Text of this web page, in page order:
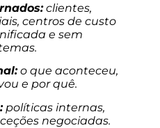
clientes,
centros de custo
e sem
o que aconteceu,
e por quê.
políticas internas,
negociadas.